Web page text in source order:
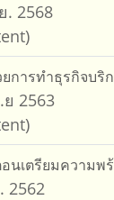
. 2568
การทำธุรกิจบริ
ย 2563
นเตรียมความพ
2562